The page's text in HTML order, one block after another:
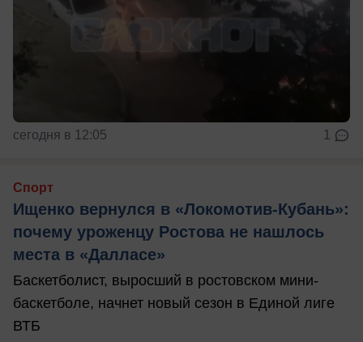
сегодня в 12:05 1
Спорт
Ищенко вернулся в «Локомотив-Кубань»:
почему уроженцу Ростова не нашлось
места в «Далласе»
Баскетболист, выросший в ростовском мини-
баскетболе, начнет новый сезон в Единой лиге
ВТБ